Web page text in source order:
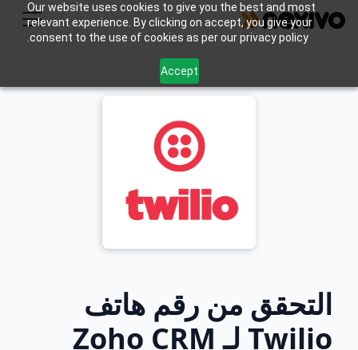
Our website uses cookies to give you the best and most
relevant experience. By clicking on accept, you give your
consent to the use of cookies as per our privacy policy.
Accept
التحقق من رقم هاتف
Twilio لـ Zoho CRM